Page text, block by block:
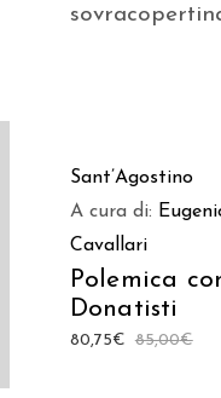
AGGIUNGI AL
CARRELLO
Sant’Agostino
A cura di:
Cavallari
Polemica
Donatisti
85,00€
80,75€